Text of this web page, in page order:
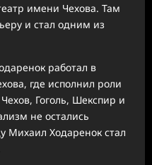
имени Чехова. Там
и стал одним из
работал в
где исполнил роли
Гоголь, Шекспир и
не остались
Михаил Ходаренок стал